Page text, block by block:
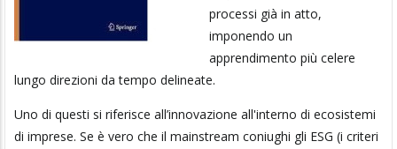
processi già in atto,
imponendo un
apprendimento più celere
lungo direzioni da tempo delineate.
Uno di questi si riferisce all’innovazione all'interno di ecosistemi
di imprese. Se è vero che il mainstream coniughi gli ESG (i criteri